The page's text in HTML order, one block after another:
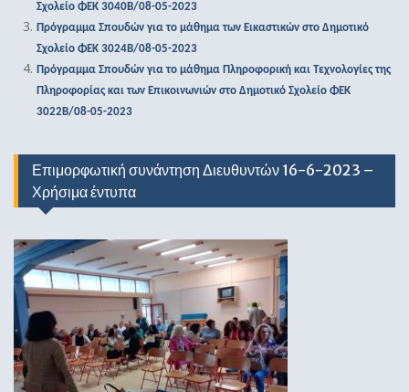
Σχολείο ΦΕΚ 3040Β/08-05-2023
Πρόγραμμα Σπουδών για το μάθημα των Εικαστικών στο Δημοτικό
Σχολείο ΦΕΚ 3024Β/08-05-2023
Πρόγραμμα Σπουδών για το μάθημα Πληροφορική και Τεχνολογίες της
Πληροφορίας και των Επικοινωνιών στο Δημοτικό Σχολείο ΦΕΚ
3022Β/08-05-2023
Επιμορφωτική συνάντηση Διευθυντών 16-6-2023 –
Χρήσιμα έντυπα